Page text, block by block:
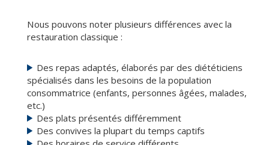
Nous pouvons noter plusieurs différences avec la
restauration classique :
Des repas adaptés, élaborés par des diététiciens
spécialisés dans les besoins de la population
consommatrice (enfants, personnes âgées, malades,
etc.)
Des plats présentés différemment
Des convives la plupart du temps captifs